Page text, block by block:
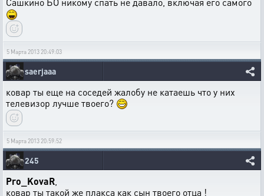
5 Марта 2013 20:49:03
saerjaaa
ковар ты еще на соседей жалобу не катаешь что у них
телевизор лучше твоего?
5 Марта 2013 20:59:52
245
Pro_KovaR,
ковар ты такой же плакса как сын твоего отца !